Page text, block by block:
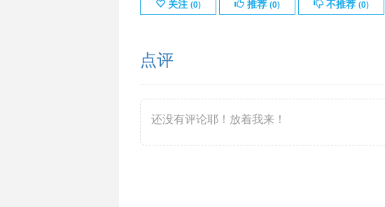
关注 (0) 推荐 (0) 不推荐 (0)
点评
还没有评论耶！放着我来！